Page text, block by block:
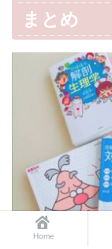
まとめ
Home